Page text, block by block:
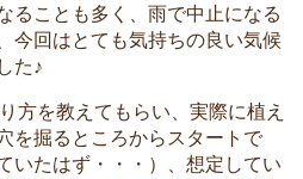
ることも多く、雨で中止になる
今回はとても気持ちの良い気候
た♪
方を教えてもらい、実際に植え
を掘るところからスタートで
いたはず・・・）、想定してい